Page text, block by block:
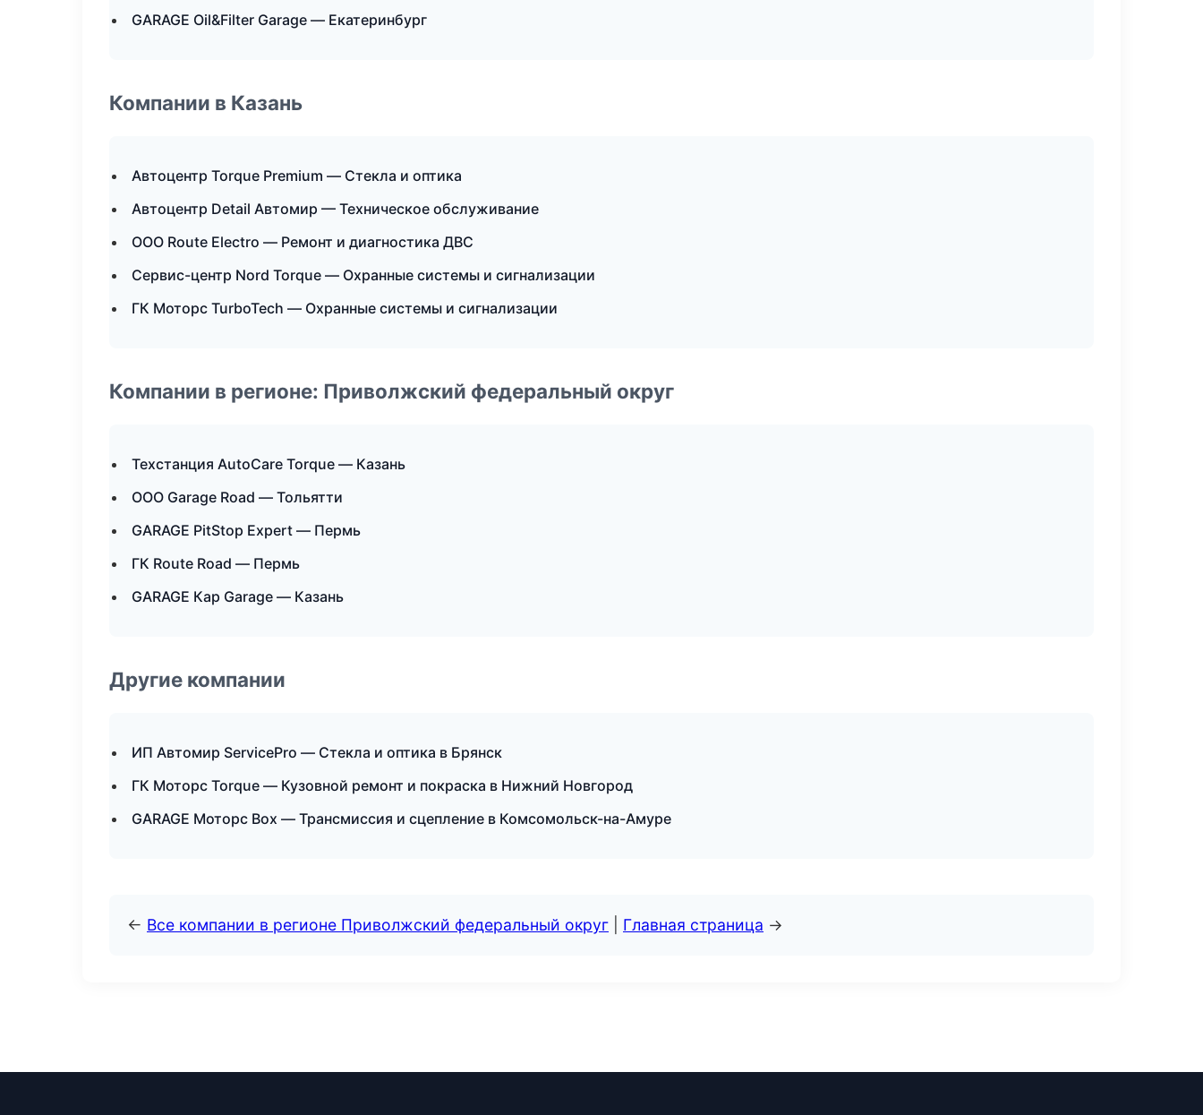
GARAGE Oil&Filter Garage — Екатеринбург
Компании в Казань
Автоцентр Torque Premium — Стекла и оптика
Автоцентр Detail Автомир — Техническое обслуживание
ООО Route Electro — Ремонт и диагностика ДВС
Сервис-центр Nord Torque — Охранные системы и сигнализации
ГК Моторс TurboTech — Охранные системы и сигнализации
Компании в регионе: Приволжский федеральный округ
Техстанция AutoCare Torque — Казань
ООО Garage Road — Тольятти
GARAGE PitStop Expert — Пермь
ГК Route Road — Пермь
GARAGE Кар Garage — Казань
Другие компании
ИП Автомир ServicePro — Стекла и оптика в Брянск
ГК Моторс Torque — Кузовной ремонт и покраска в Нижний Новгород
GARAGE Моторс Box — Трансмиссия и сцепление в Комсомольск-на-Амуре
← Все компании в регионе Приволжский федеральный округ Главная страница →